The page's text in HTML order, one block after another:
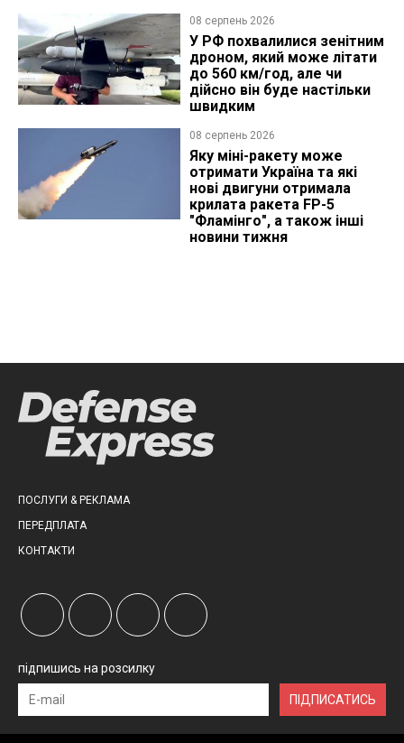
08 серпень 2026
У РФ похвалилися зенітним
дроном, який може літати
до 560 км/год, але чи
дійсно він буде настільки
швидким
08 серпень 2026
Яку міні-ракету може
отримати Україна та які
нові двигуни отримала
крилата ракета FP-5
"Фламінго", а також інші
новини тижня
ПОСЛУГИ & РЕКЛАМА
ПЕРЕДПЛАТА
КОНТАКТИ
підпишись на розсилку
ПІДПИСАТИСЬ